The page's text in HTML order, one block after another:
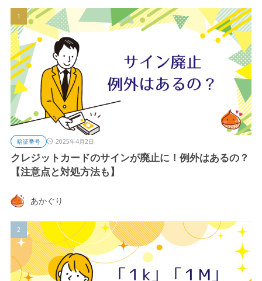
暗証番号 2025年4月2日
クレジットカードのサインが廃止に！例外はあるの？
【注意点と対処方法も】
あかぐり